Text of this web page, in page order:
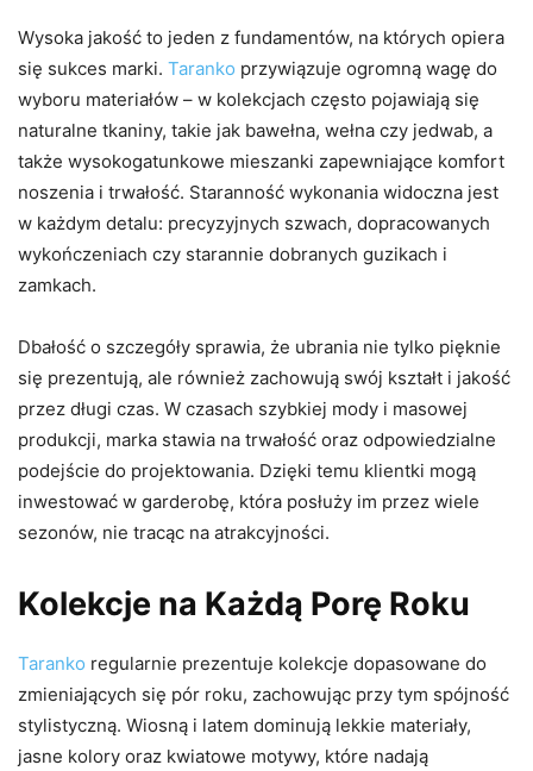
Wysoka jakość to jeden z fundamentów, na których opiera
się sukces marki. Taranko przywiązuje ogromną wagę do
wyboru materiałów – w kolekcjach często pojawiają się
naturalne tkaniny, takie jak bawełna, wełna czy jedwab, a
także wysokogatunkowe mieszanki zapewniające komfort
noszenia i trwałość. Staranność wykonania widoczna jest
w każdym detalu: precyzyjnych szwach, dopracowanych
wykończeniach czy starannie dobranych guzikach i
zamkach.
Dbałość o szczegóły sprawia, że ubrania nie tylko pięknie
się prezentują, ale również zachowują swój kształt i jakość
przez długi czas. W czasach szybkiej mody i masowej
produkcji, marka stawia na trwałość oraz odpowiedzialne
podejście do projektowania. Dzięki temu klientki mogą
inwestować w garderobę, która posłuży im przez wiele
sezonów, nie tracąc na atrakcyjności.
Kolekcje na Każdą Porę Roku
Taranko regularnie prezentuje kolekcje dopasowane do
zmieniających się pór roku, zachowując przy tym spójność
stylistyczną. Wiosną i latem dominują lekkie materiały,
jasne kolory oraz kwiatowe motywy, które nadają